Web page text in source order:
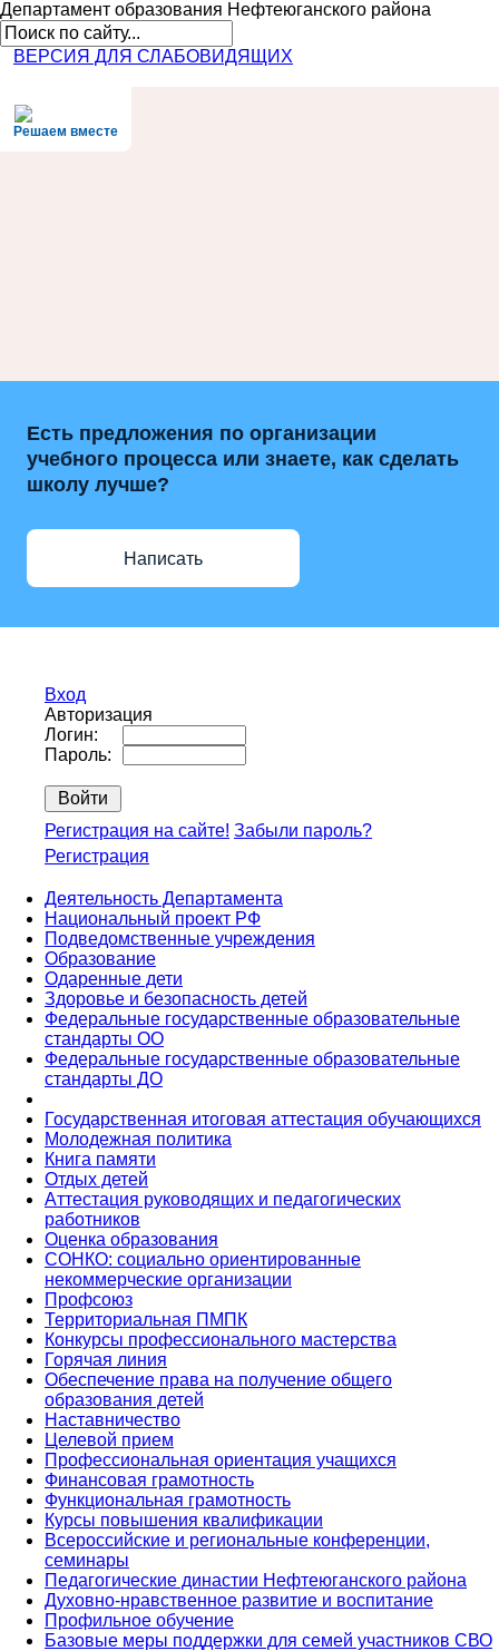
Департамент образования Нефтеюганского района
ВЕРСИЯ ДЛЯ СЛАБОВИДЯЩИХ
Решаем вместе
Есть предложения по организации
учебного процесса или знаете, как сделать
школу лучше?
Написать
Вход
Авторизация
Логин:
Пароль:
Регистрация на сайте! Забыли пароль?
Регистрация
Деятельность Департамента
Национальный проект РФ
Подведомственные учреждения
Образование
Одаренные дети
Здоровье и безопасность детей
Федеральные государственные образовательные
стандарты ОО
Федеральные государственные образовательные
стандарты ДО
Государственная итоговая аттестация обучающихся
Молодежная политика
Книга памяти
Отдых детей
Аттестация руководящих и педагогических
работников
Оценка образования
СОНКО: социально ориентированные
некоммерческие организации
Профсоюз
Территориальная ПМПК
Конкурсы профессионального мастерства
Горячая линия
Обеспечение права на получение общего
образования детей
Наставничество
Целевой прием
Профессиональная ориентация учащихся
Финансовая грамотность
Функциональная грамотность
Курсы повышения квалификации
Всероссийские и региональные конференции,
семинары
Педагогические династии Нефтеюганского района
Духовно-нравственное развитие и воспитание
Профильное обучение
Базовые меры поддержки для семей участников СВО